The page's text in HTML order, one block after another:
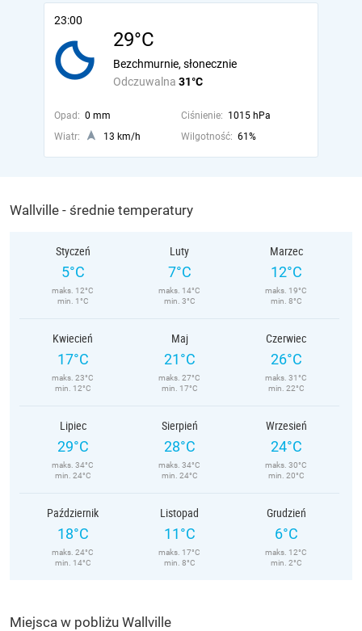
23:00
29°C
Odczuwalna 31°C
Bezchmurnie, słonecznie
Opad: 0 mm Ciśnienie: 1015 hPa
Wiatr:
13 km/h Wilgotność: 61%
Wallville - średnie temperatury
Styczeń
5°C
maks. 12°C
min. 1°C
Luty
7°C
maks. 14°C
min. 3°C
Marzec
12°C
maks. 19°C
min. 8°C
Kwiecień
17°C
maks. 23°C
min. 12°C
Maj
21°C
maks. 27°C
min. 17°C
Czerwiec
26°C
maks. 31°C
min. 22°C
Lipiec
29°C
maks. 34°C
min. 24°C
Sierpień
28°C
maks. 34°C
min. 24°C
Wrzesień
24°C
maks. 30°C
min. 20°C
Październik
18°C
maks. 24°C
min. 14°C
Listopad
11°C
maks. 17°C
min. 8°C
Grudzień
6°C
maks. 12°C
min. 2°C
Miejsca w pobliżu Wallville